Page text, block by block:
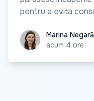
pentru a evita
Marina Negară
Marina Negară
acum 4 ore